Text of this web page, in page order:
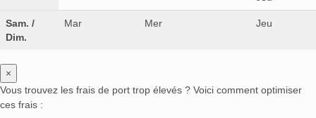
Sam. /
Dim.
Mar Mer Jeu
×
Vous trouvez les frais de port trop élevés ? Voici comment optimiser
ces frais :